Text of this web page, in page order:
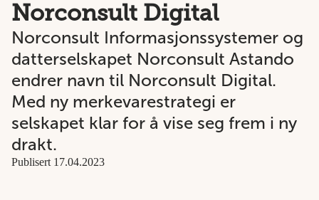
Norconsult Digital
Norconsult Informasjonssystemer og
datterselskapet Norconsult Astando
endrer navn til Norconsult Digital.
Med ny merkevarestrategi er
selskapet klar for å vise seg frem i ny
drakt.
Publisert 17.04.2023